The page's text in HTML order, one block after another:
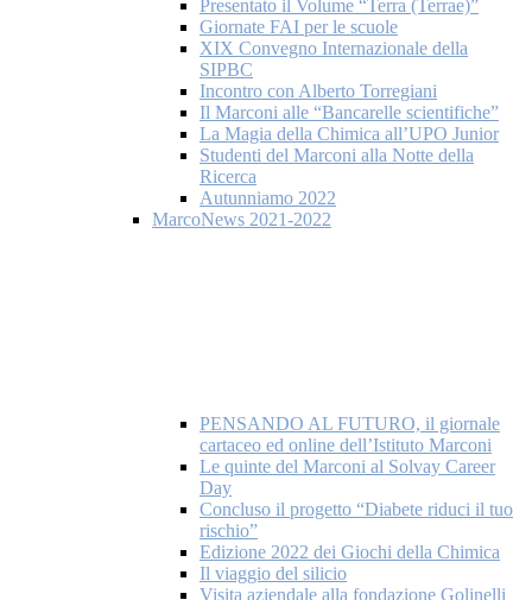
Presentato il Volume “Terra (Terrae)”
Giornate FAI per le scuole
XIX Convegno Internazionale della
SIPBC
Incontro con Alberto Torregiani
Il Marconi alle “Bancarelle scientifiche”
La Magia della Chimica all’UPO Junior
Studenti del Marconi alla Notte della
Ricerca
Autunniamo 2022
MarcoNews 2021-2022
PENSANDO AL FUTURO, il giornale
cartaceo ed online dell’Istituto Marconi
Le quinte del Marconi al Solvay Career
Day
Concluso il progetto “Diabete riduci il tuo
rischio”
Edizione 2022 dei Giochi della Chimica
Il viaggio del silicio
Visita aziendale alla fondazione Golinelli